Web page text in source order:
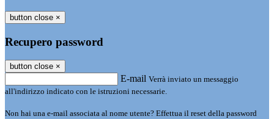
button close ×
Recupero password
button close ×
E-mail Verrà inviato un messaggio
all'indirizzo indicato con le istruzioni necessarie.
Non hai una e-mail associata al nome utente? Effettua il reset della password